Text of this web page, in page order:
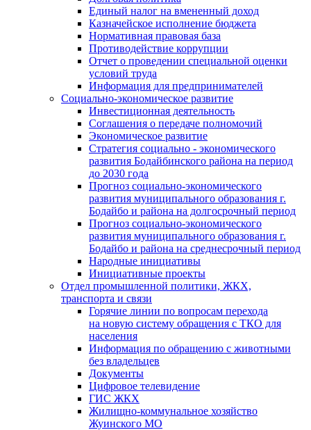
Единый налог на вмененный доход
Казначейское исполнение бюджета
Нормативная правовая база
Противодействие коррупции
Отчет о проведении специальной оценки
условий труда
Информация для предпринимателей
Социально-экономическое развитие
Инвестиционная деятельность
Соглашения о передаче полномочий
Экономическое развитие
Стратегия социально - экономического
развития Бодайбинского района на период
до 2030 года
Прогноз социально-экономического
развития муниципального образования г.
Бодайбо и района на долгосрочный период
Прогноз социально-экономического
развития муниципального образования г.
Бодайбо и района на среднесрочный период
Народные инициативы
Инициативные проекты
Отдел промышленной политики, ЖКХ,
транспорта и связи
Горячие линии по вопросам перехода
на новую систему обращения с ТКО для
населения
Информация по обращению с животными
без владельцев
Документы
Цифровое телевидение
ГИС ЖКХ
Жилищно-коммунальное хозяйство
Жуинского МО